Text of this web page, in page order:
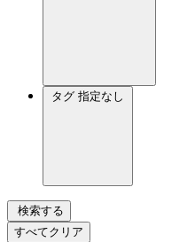
タグ 指定なし
検索する
すべてクリア